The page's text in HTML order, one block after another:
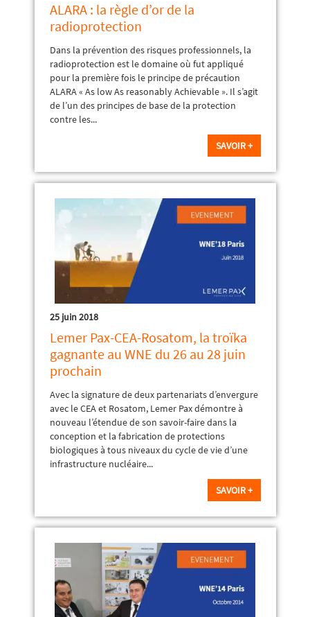
ALARA : la règle d’or de la
radioprotection
Dans la prévention des risques professionnels, la
radioprotection est le domaine où fut appliqué
pour la première fois le principe de précaution
ALARA « As low As reasonably Achievable ». Il s’agit
de l’un des principes de base de la protection
contre les...
SAVOIR +
25 juin 2018
Lemer Pax-CEA-Rosatom, la troïka
gagnante au WNE du 26 au 28 juin
prochain
Avec la signature de deux partenariats d’envergure
avec le CEA et Rosatom, Lemer Pax démontre à
nouveau l’étendue de son savoir-faire dans la
conception et la fabrication de protections
biologiques à tous niveaux du cycle de vie d’une
infrastructure nucléaire...
SAVOIR +